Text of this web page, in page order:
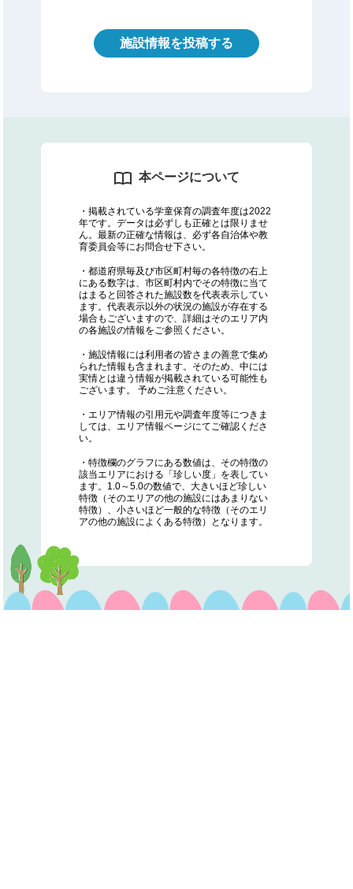
施設情報を投稿する
本ページについて
・掲載されている学童保育の調査年度は2022
年です。データは必ずしも正確とは限りませ
ん。最新の正確な情報は、必ず各自治体や教
育委員会等にお問合せ下さい。
・都道府県毎及び市区町村毎の各特徴の右上
にある数字は、市区町村内でその特徴に当て
はまると回答された施設数を代表表示してい
ます。代表表示以外の状況の施設が存在する
場合もございますので、詳細はそのエリア内
の各施設の情報をご参照ください。
・施設情報には利用者の皆さまの善意で集め
られた情報も含まれます。そのため、中には
実情とは違う情報が掲載されている可能性も
ございます。 予めご注意ください。
・エリア情報の引用元や調査年度等につきま
しては、エリア情報ページにてご確認くださ
い。
・特徴欄のグラフにある数値は、その特徴の
該当エリアにおける「珍しい度」を表してい
ます。1.0～5.0の数値で、大きいほど珍しい
特徴（そのエリアの他の施設にはあまりない
特徴）、小さいほど一般的な特徴（そのエリ
アの他の施設によくある特徴）となります。